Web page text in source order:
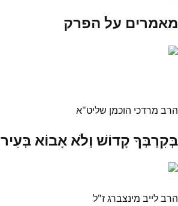
מאמרים על הפרק
הרב מרדכי הוכמן שליט"א
בְּקִרְבְּךָ קָדוֹשׁ וְלֹא אָבוֹא בְּעִיר
הרב לייב מינצברג ז"ל